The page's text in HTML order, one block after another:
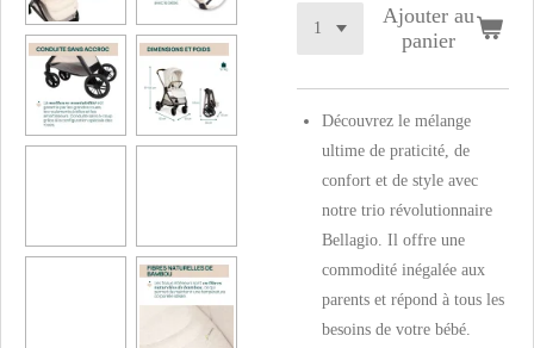
Ajouter au
panier
Découvrez le mélange
ultime de praticité, de
confort et de style avec
notre trio révolutionnaire
Bellagio. Il offre une
commodité inégalée aux
parents et répond à tous les
besoins de votre bébé.